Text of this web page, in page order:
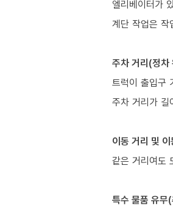
엘리베이터가
계단 작업은 작
주차 거리(정차
트럭이 출입구
주차 거리가 길
이동 거리 및
같은 거리여도
특수 물품 유무